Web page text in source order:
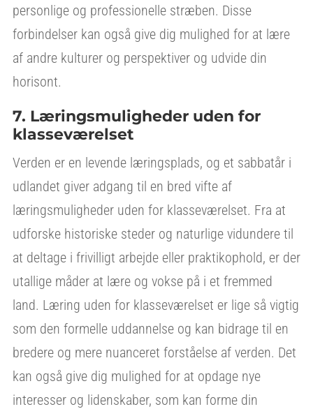
personlige og professionelle stræben. Disse
forbindelser kan også give dig mulighed for at lære
af andre kulturer og perspektiver og udvide din
horisont.
7. Læringsmuligheder uden for
klasseværelset
Verden er en levende læringsplads, og et sabbatår i
udlandet giver adgang til en bred vifte af
læringsmuligheder uden for klasseværelset. Fra at
udforske historiske steder og naturlige vidundere til
at deltage i frivilligt arbejde eller praktikophold, er der
utallige måder at lære og vokse på i et fremmed
land. Læring uden for klasseværelset er lige så vigtig
som den formelle uddannelse og kan bidrage til en
bredere og mere nuanceret forståelse af verden. Det
kan også give dig mulighed for at opdage nye
interesser og lidenskaber, som kan forme din